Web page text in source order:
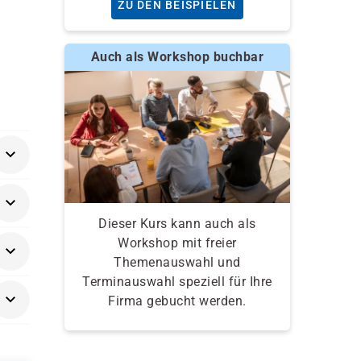
ZU DEN BEISPIELEN
Auch als Workshop buchbar
Dieser Kurs kann auch als
Workshop mit freier
Themenauswahl und
Terminauswahl speziell für Ihre
Firma gebucht werden.